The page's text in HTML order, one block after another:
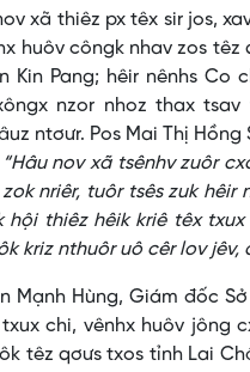
thiêz px têx sir jos, xav
huôv côngk nhav zos
Kin Pang; hêir nênhs
nzor nhoz thax
ntơưr. Pos Mai Thị
“Hâu nov xã tsênhv zuôr
nriêr, tuôr tsês zuk
hội thiêz hêik kriê têx
kriz nthuôr uô cêr lov jêv,
Hùng, Giám đốc Sở
chi, vênhx huôv jông
têz qơưs txos tỉnh Lai